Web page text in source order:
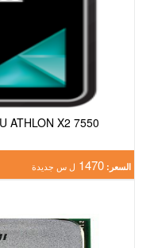
ATHLON X2 7550
السعر: 1470 ل س جديدة